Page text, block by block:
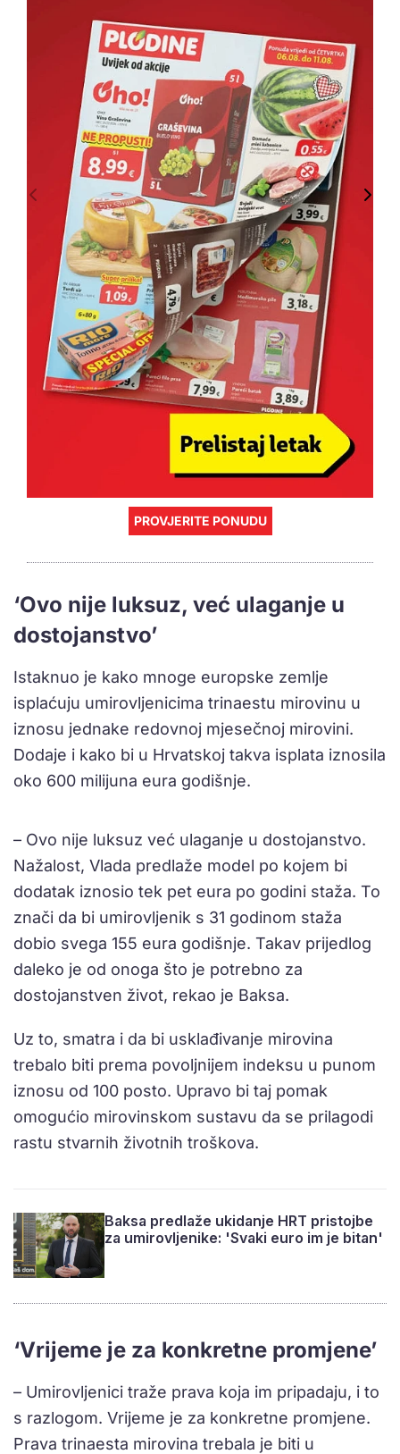
PROVJERITE PONUDU
‘Ovo nije luksuz, već ulaganje u
dostojanstvo’
Istaknuo je kako mnoge europske zemlje
isplaćuju umirovljenicima trinaestu mirovinu u
iznosu jednake redovnoj mjesečnoj mirovini.
Dodaje i kako bi u Hrvatskoj takva isplata iznosila
oko 600 milijuna eura godišnje.
– Ovo nije luksuz već ulaganje u dostojanstvo.
Nažalost, Vlada predlaže model po kojem bi
dodatak iznosio tek pet eura po godini staža. To
znači da bi umirovljenik s 31 godinom staža
dobio svega 155 eura godišnje. Takav prijedlog
daleko je od onoga što je potrebno za
dostojanstven život, rekao je Baksa.
Uz to, smatra i da bi usklađivanje mirovina
trebalo biti prema povoljnijem indeksu u punom
iznosu od 100 posto. Upravo bi taj pomak
omogućio mirovinskom sustavu da se prilagodi
rastu stvarnih životnih troškova.
Baksa predlaže ukidanje HRT pristojbe
za umirovljenike: 'Svaki euro im je bitan'
‘Vrijeme je za konkretne promjene’
– Umirovljenici traže prava koja im pripadaju, i to
s razlogom. Vrijeme je za konkretne promjene.
Prava trinaesta mirovina trebala je biti u